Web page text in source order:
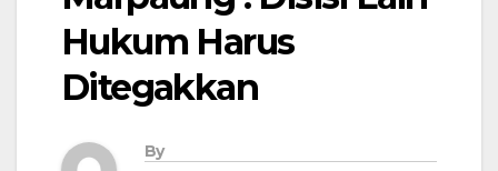
Hukum Harus
Ditegakkan
By